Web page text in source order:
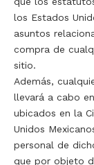
los Estados
asuntos
compra de
sitio.
Además,
llevará a cabo
ubicados en la
Unidos
personal de
que por objeto